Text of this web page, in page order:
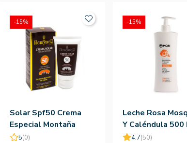
Solar Spf50 Crema
Especial Montaña
80ml
5(0)
-15%
Leche Rosa
Y Caléndula 500
Mon Deconatur
4.7(50)
-15%